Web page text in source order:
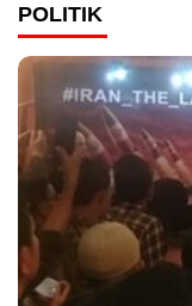
POLITIK